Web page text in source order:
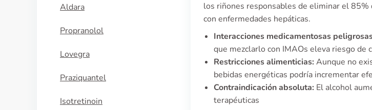
Aldara
Propranolol
Lovegra
Praziquantel
Isotretinoin
los riñones responsables de eliminar el 85%
con enfermedades hepáticas.
Interacciones medicamentosas
que mezclarlo con IMAOs eleva riesgo de
Restricciones alimenticias: Aunque no
bebidas energéticas podría incrementar
Contraindicación absoluta: El alcohol
terapéuticas